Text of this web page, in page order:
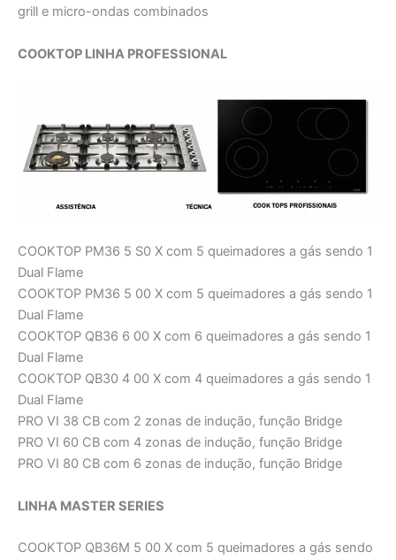
grill e micro-ondas combinados
COOKTOP LINHA PROFESSIONAL
COOKTOP PM36 5 S0 X com 5 queimadores a gás sendo 1
Dual Flame
COOKTOP PM36 5 00 X com 5 queimadores a gás sendo 1
Dual Flame
COOKTOP QB36 6 00 X com 6 queimadores a gás sendo 1
Dual Flame
COOKTOP QB30 4 00 X com 4 queimadores a gás sendo 1
Dual Flame
PRO VI 38 CB com 2 zonas de indução, função Bridge
PRO VI 60 CB com 4 zonas de indução, função Bridge
PRO VI 80 CB com 6 zonas de indução, função Bridge
LINHA MASTER SERIES
COOKTOP QB36M 5 00 X com 5 queimadores a gás sendo